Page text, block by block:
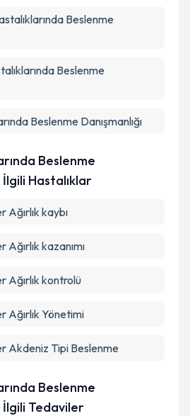
Beslenme
Beslenme
Beslenme Danışmanlığı
Beslenme
İlgili Hastalıklar
kaybı
kazanımı
Ağırlık kontrolü
Ağırlık Yönetimi
Akdeniz Tipi Beslenme
Beslenme
İlgili Tedaviler